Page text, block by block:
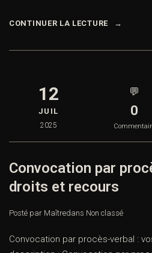
CONTINUER LA LECTURE
12
JUIL
2025
💬
0
Convocation par
droits et recours
Posté par Maîtredans Non classé
Convocation par procès-verbal :